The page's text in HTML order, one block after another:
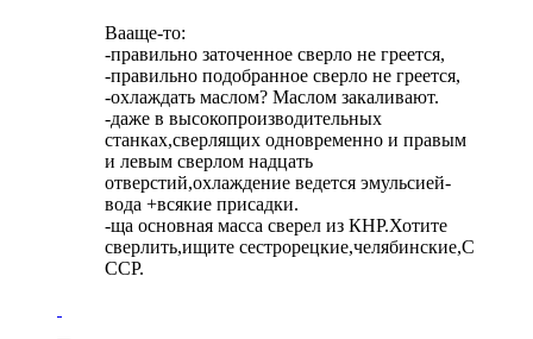
Вааще-то:
-правильно заточенное сверло не греется,
-правильно подобранное сверло не греется,
-охлаждать маслом? Маслом закаливают.
-даже в высокопроизводительных
станках,сверлящих одновременно и правым
и левым сверлом надцать
отверстий,охлаждение ведется эмульсией-
вода +всякие присадки.
-ща основная масса сверел из КНР.Хотите
сверлить,ищите сестрорецкие,челябинские,С
ССР.